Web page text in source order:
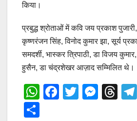
किया।
प्रबुद्ध श्रोताओं में कवि जय प्रकाश
कृष्णरंजन सिंह, विनोद कुमार झा, सूर्य
समदर्शी, भास्कर त्रिपाठी, डा विजय
हुसैन, डा चंद्रशेखर आज़ाद सम्मिलित थे।
W
F
T
M
T